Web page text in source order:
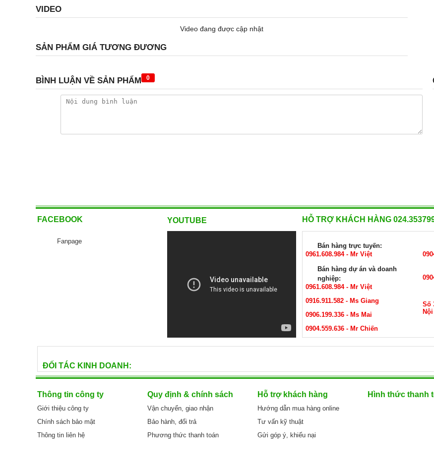
VIDEO
Video đang được cập nhật
SẢN PHẨM GIÁ TƯƠNG ĐƯƠNG
BÌNH LUẬN VỀ SẢN PHẨM 0
FACEBOOK YOUTUBE HỖ TRỢ KHÁCH HÀNG
Fanpage
Bán hàng trực tuyến:
0961.608.984 - Mr Việt
Bán hàng dự án và doanh
nghiệp:
0961.608.984 - Mr Việt
0916.911.582 - Ms Giang
0906.199.336 - Ms Mai
0904.559.636 - Mr Chiến
Số
Nội
ĐỐI TÁC KINH DOANH:
Thông tin công ty
Giới thiệu công ty
Chính sách bảo mật
Thông tin liên hệ
Quy định & chính sách
Vận chuyển, giao nhận
Bảo hành, đổi trả
Phương thức thanh toán
Hỗ trợ khách hàng
Hướng dẫn mua hàng online
Tư vấn kỹ thuật
Gửi góp ý, khiếu nại
Hình thức thanh